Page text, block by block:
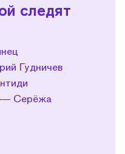
следят
Гудничев
— Серёжа